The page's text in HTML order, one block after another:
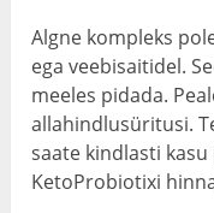
Algne kompleks
ega veebisaitidel.
meeles pidada.
allahindlusüritusi.
saate kindlasti
KetoProbiotixi